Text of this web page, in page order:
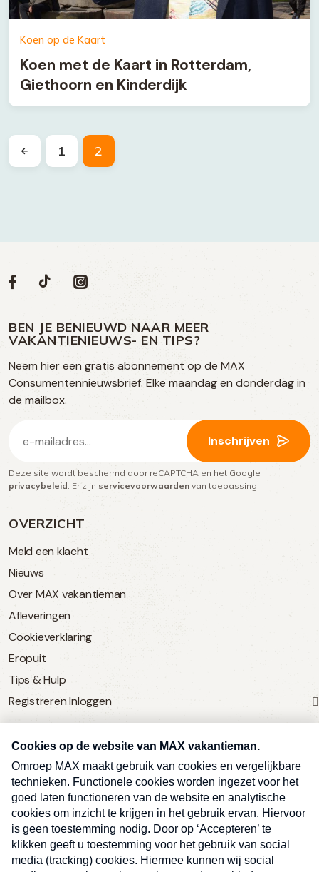
Koen op de Kaart
Koen met de Kaart in Rotterdam,
Giethoorn en Kinderdijk
1 2
OVERZICHT
Meld een klacht
Nieuws
Over MAX vakantieman
Afleveringen
Cookieverklaring
Eropuit
Tips & Hulp
Registreren Inloggen
SERVICE
Over Omroep MAX
MAX Vandaag
MAX Meldpunt
Pers
Contact
Volg
op
social
media
Social
Volg
op
Facebook
Volg
op
TikTok
Volg
op
Instagram
BEN JE BENIEUWD NAAR MEER
VAKANTIENIEUWS- EN TIPS?
Neem hier een gratis abonnement op de MAX
Consumentennieuwsbrief. Elke maandag en donderdag in
de mailbox.
mailadres
(Vereist)
Inschrijven
Deze site wordt beschermd door reCAPTCHA en het Google
privacybeleid. Er zijn servicevoorwaarden van toepassing.